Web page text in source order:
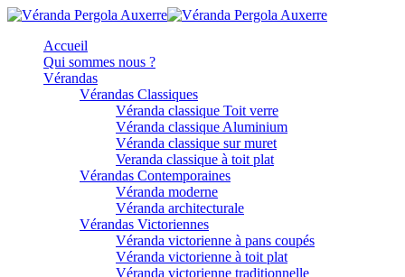
Accueil
Qui sommes nous ?
Vérandas
Vérandas Classiques
Véranda classique Toit verre
Véranda classique Aluminium
Véranda classique sur muret
Veranda classique à toit plat
Vérandas Contemporaines
Véranda moderne
Véranda architecturale
Vérandas Victoriennes
Véranda victorienne à pans coupés
Véranda victorienne à toit plat
Véranda victorienne traditionnelle